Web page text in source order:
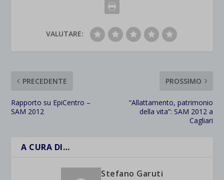
VALUTARE:
PRECEDENTE
Rapporto su EpiCentro –
SAM 2012
PROSSIMO
“Allattamento, patrimonio
della vita”: SAM 2012 a
Cagliari
A CURA DI…
Stefano Garuti